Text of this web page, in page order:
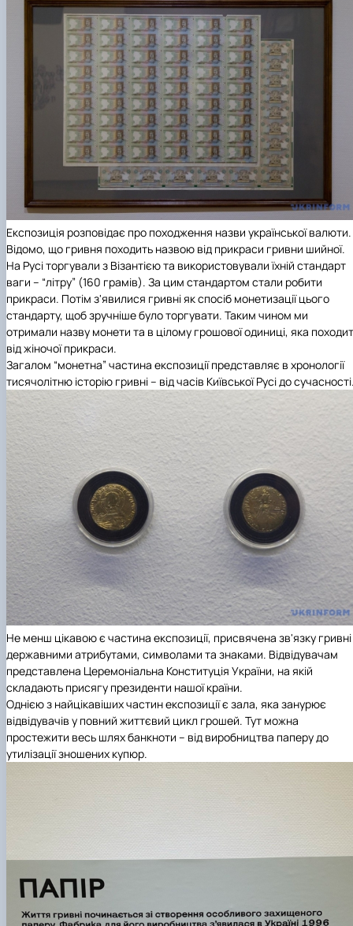
Експозиція розповідає про походження назви української валюти.
Відомо, що гривня походить назвою від прикраси гривни шийної.
На Русі торгували з Візантією та використовували їхній стандарт
ваги – “літру” (160 грамів). За цим стандартом стали робити
прикраси. Потім з'явилися гривні як спосіб монетизації цього
стандарту, щоб зручніше було торгувати. Таким чином ми
отримали назву монети та в цілому грошової одиниці, яка
від жіночої прикраси.
Загалом “монетна” частина експозиції представляє в хронології
тисячолітню історію гривні – від часів Київської Русі до
Не менш цікавою є частина експозиції, присвячена зв'язку гривні
державними атрибутами, символами та знаками. Відвідувачам
представлена Церемоніальна Конституція України, на якій
складають присягу президенти нашої країни.
Однією з найцікавіших частин експозиції є зала, яка занурює
відвідувачів у повний життєвий цикл грошей. Тут можна
простежити весь шлях банкноти – від виробництва паперу до
утилізації зношених купюр.